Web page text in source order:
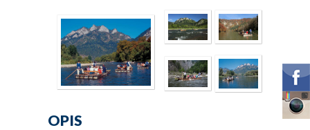
OPIS